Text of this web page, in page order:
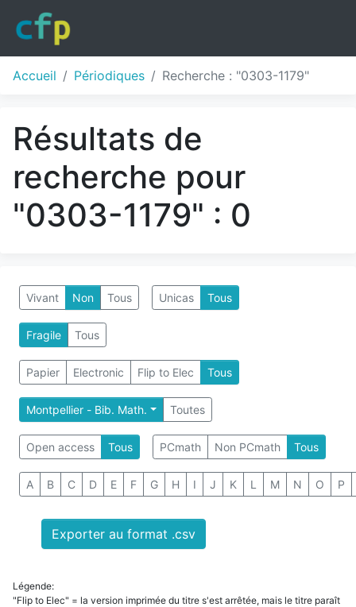
Accueil Périodiques Recherche : "0303-1179"
Résultats de
recherche pour
"0303-1179" : 0
Vivant Non Tous Unicas Tous
Fragile Tous
Papier Electronic Flip to Elec Tous
Montpellier - Bib. Math. Toutes
Open access Tous PCmath Non PCmath Tous
A B C D E F G H I J K L M N O P
Exporter au format .csv
Légende:
"Flip to Elec" = la version imprimée du titre s'est arrêtée, mais le titre paraît